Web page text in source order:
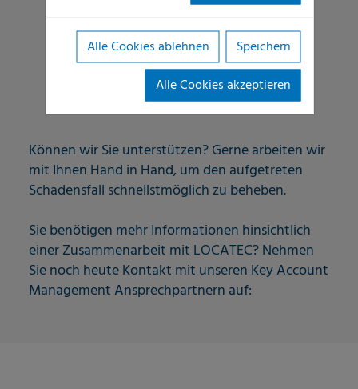
Endoskopie
Färbemittel
Können wir Sie unterstützen? Gerne arbeiten wir
mit Ihnen Hand in Hand, um den aufgetreten
Schadensfall schnellstmöglich zu beheben.
Sie benötigen mehr Informationen hinsichtlich
einer Zusammenarbeit mit LOCATEC? Nehmen
Sie noch heute Kontakt mit unseren Key Account
Management Ansprechpartnern auf:
Alle Cookies ablehnen
Speichern
Alle Cookies akzeptieren